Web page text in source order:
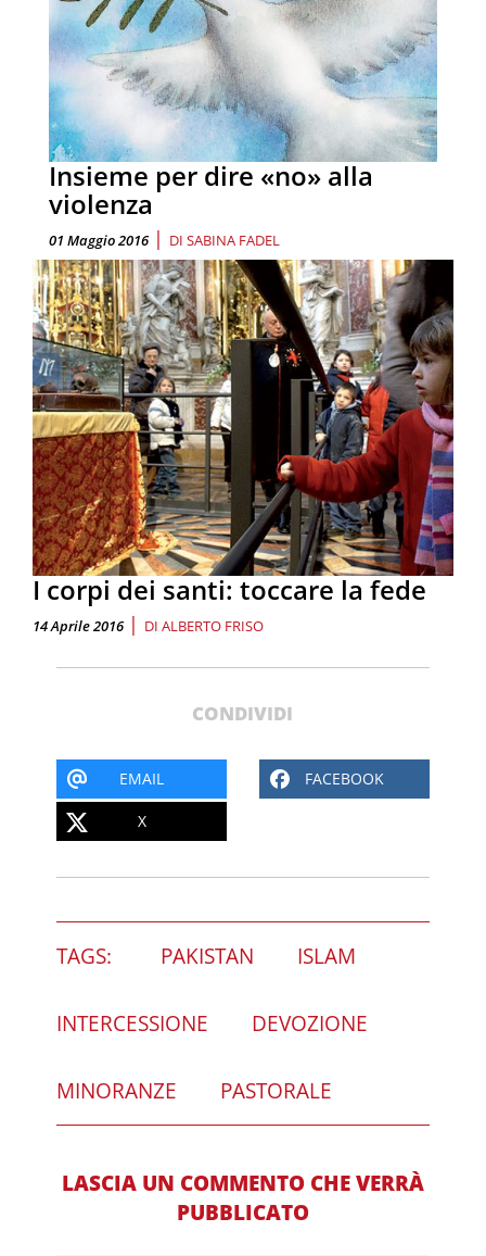
Insieme per dire «no» alla
violenza
01 Maggio 2016 | DI SABINA FADEL
I corpi dei santi: toccare la fede
14 Aprile 2016 | DI ALBERTO FRISO
CONDIVIDI
EMAIL FACEBOOK
X
TAGS: PAKISTAN ISLAM
INTERCESSIONE DEVOZIONE
MINORANZE PASTORALE
LASCIA UN COMMENTO CHE VERRÀ
PUBBLICATO